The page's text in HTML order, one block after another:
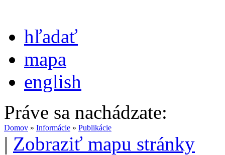
hľadať
mapa
english
Práve sa nachádzate:
Domov » Informácie » Publikácie
| Zobraziť mapu stránky